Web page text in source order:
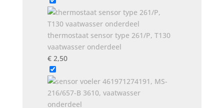
thermostaat sensor type 261/P, T130
vaatwasser onderdeel
€2,50